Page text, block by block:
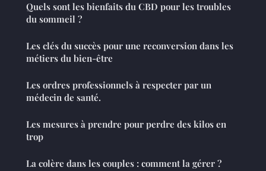
Quels sont les bienfaits du CBD pour les troubles
du sommeil ?
Les clés du succès pour une reconversion dans les
métiers du bien-être
Les ordres professionnels à respecter par un
médecin de santé.
Les mesures à prendre pour perdre des kilos en
trop
La colère dans les couples : comment la gérer ?